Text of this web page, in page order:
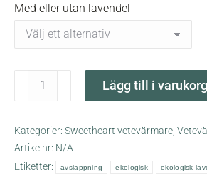
Med eller utan lavendel
sweetheart
Lägg till i varukorg
Kategorier: Sweetheart vetevärmare
Artikelnr: N/A
Etiketter:
avslappning ekologisk ekologisk